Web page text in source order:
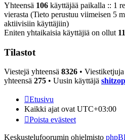
Yhteensä 106 käyttäjää paikalla :: 1
vierasta (Tieto perustuu viimeisen 5
aktiivisiin käyttäjiin)
Eniten yhtaikaisia käyttäjiä on ollut
Tilastot
Viestejä yhteensä 8326 •
yhteensä 275 • Uusin käyttäjä
Etusivu
Kaikki ajat ovat UTC+03:00
Poista evästeet
Keskustelufoorumin ohjelmisto